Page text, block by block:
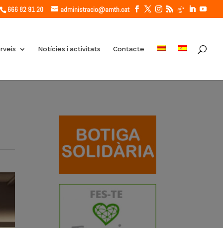
666 82 91 20 administracio@amth.cat
Notícies i activitats Contacte